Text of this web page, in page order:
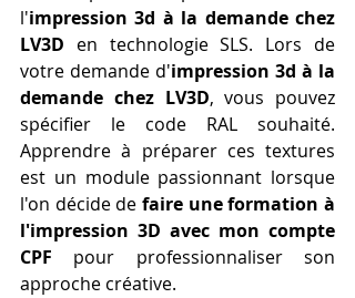
l'impression 3d à la demande chez
LV3D en technologie SLS. Lors de
votre demande d'impression 3d à la
demande chez LV3D, vous pouvez
spécifier le code RAL souhaité.
Apprendre à préparer ces textures
est un module passionnant lorsque
l'on décide de faire une formation à
l'impression 3D avec mon compte
CPF pour professionnaliser son
approche créative.